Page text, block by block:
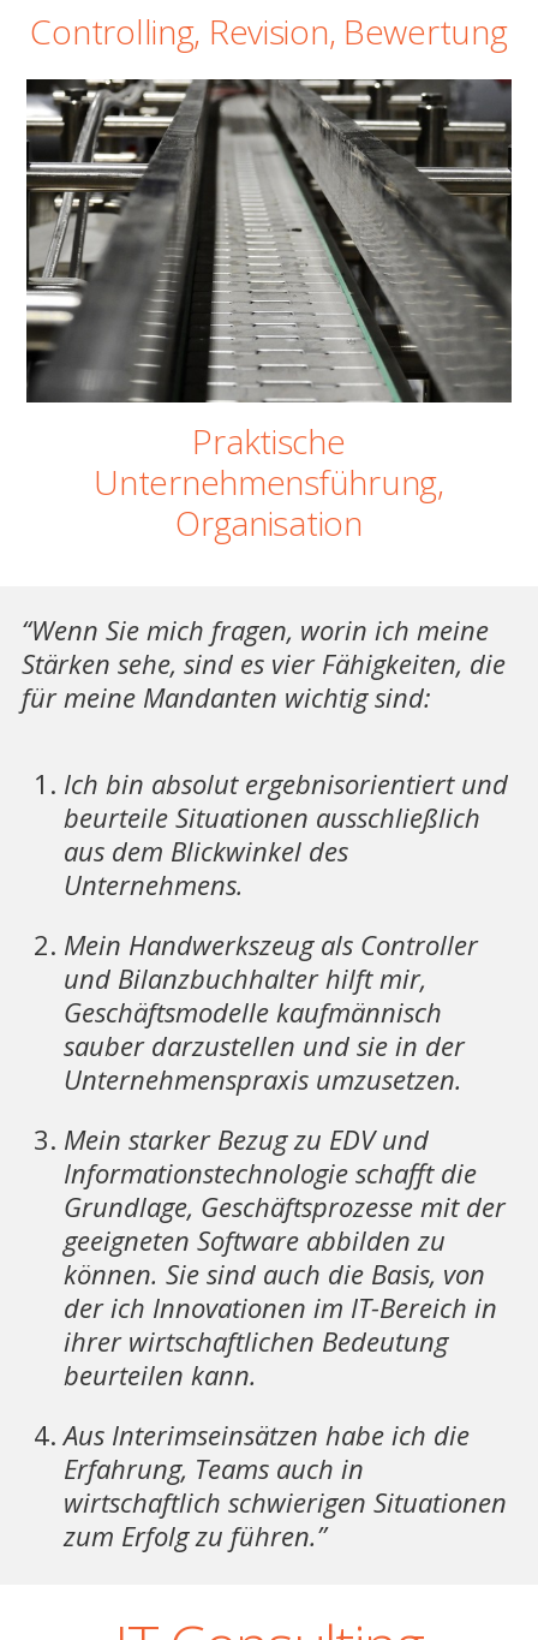
Controlling, Revision, Bewertung
Praktische
Unternehmensführung,
Organisation
“Wenn Sie mich fragen, worin ich meine
Stärken sehe, sind es vier Fähigkeiten, die
für meine Mandanten wichtig sind:
Ich bin absolut ergebnisorientiert und
beurteile Situationen ausschließlich
aus dem Blickwinkel des
Unternehmens.
Mein Handwerkszeug als Controller
und Bilanzbuchhalter hilft mir,
Geschäftsmodelle kaufmännisch
sauber darzustellen und sie in der
Unternehmenspraxis umzusetzen.
Mein starker Bezug zu EDV und
Informationstechnologie schafft die
Grundlage, Geschäftsprozesse mit der
geeigneten Software abbilden zu
können. Sie sind auch die Basis, von
der ich Innovationen im IT-Bereich in
ihrer wirtschaftlichen Bedeutung
beurteilen kann.
Aus Interimseinsätzen habe ich die
Erfahrung, Teams auch in
wirtschaftlich schwierigen Situationen
zum Erfolg zu führen.”